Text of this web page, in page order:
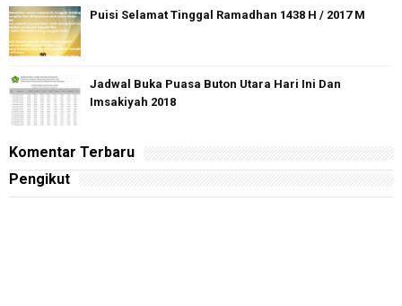
Puisi Selamat Tinggal Ramadhan 1438 H / 2017 M
Jadwal Buka Puasa Buton Utara Hari Ini Dan
Imsakiyah 2018
Komentar Terbaru
Pengikut